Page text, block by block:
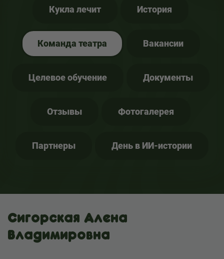
Кукла лечит История
Команда театра Вакансии
Целевое обучение Документы
Отзывы Фотогалерея
Партнеры День в ИИ-истории
Сигорская Алена
Владимировна